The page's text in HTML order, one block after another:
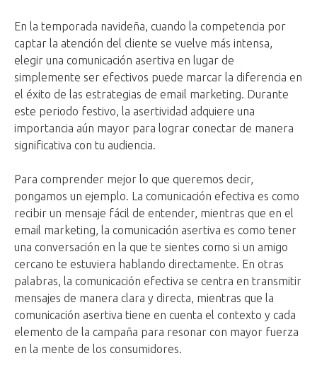
En la temporada navideña, cuando la competencia por
captar la atención del cliente se vuelve más intensa,
elegir una comunicación asertiva en lugar de
simplemente ser efectivos puede marcar la diferencia en
el éxito de las estrategias de email marketing. Durante
este periodo festivo, la asertividad adquiere una
importancia aún mayor para lograr conectar de manera
significativa con tu audiencia.
Para comprender mejor lo que queremos decir,
pongamos un ejemplo. La comunicación efectiva es como
recibir un mensaje fácil de entender, mientras que en el
email marketing, la comunicación asertiva es como tener
una conversación en la que te sientes como si un amigo
cercano te estuviera hablando directamente. En otras
palabras, la comunicación efectiva se centra en transmitir
mensajes de manera clara y directa, mientras que la
comunicación asertiva tiene en cuenta el contexto y cada
elemento de la campaña para resonar con mayor fuerza
en la mente de los consumidores.